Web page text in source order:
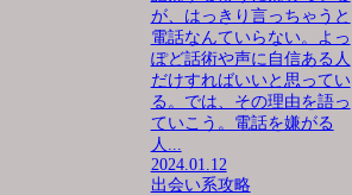
が、はっきり言っちゃうと
電話なんていらない。よっ
ぽど話術や声に自信ある人
だけすればいいと思ってい
る。では、その理由を語っ
ていこう。電話を嫌がる
人...
2024.01.12
出会い系攻略